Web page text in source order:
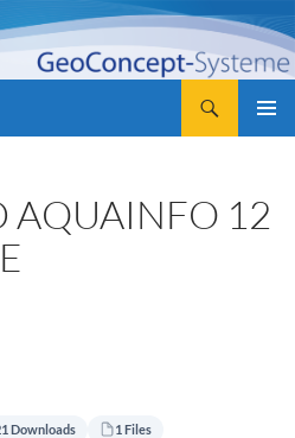
AQUAINFO 12
Downloads 1 Files